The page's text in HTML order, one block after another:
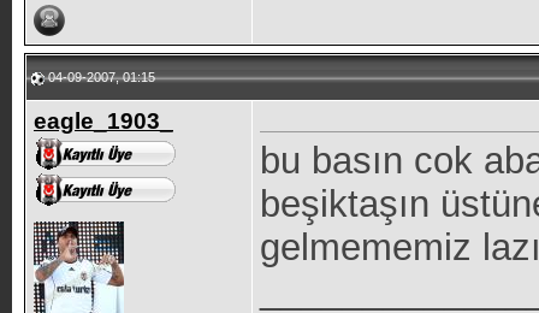
04-09-2007, 01:15
eagle_1903_
bu basın cok
beşiktaşın
gelmememiz